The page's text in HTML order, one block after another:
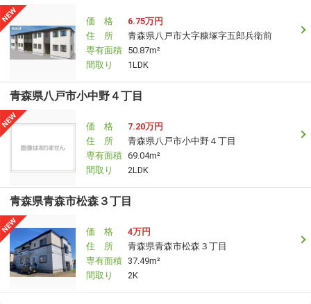
価 格
6.75万円
住 所
青森県八戸市大字糠塚字五郎兵衛前
専有面積 50.87m²
間取り
1LDK
青森県八戸市小中野４丁目
価 格
7.20万円
住 所
青森県八戸市小中野４丁目
専有面積 69.04m²
間取り
2LDK
青森県青森市松森３丁目
価 格
4万円
住 所
青森県青森市松森３丁目
専有面積 37.49m²
間取り
2K